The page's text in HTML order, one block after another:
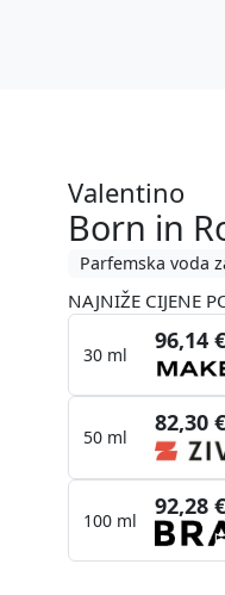
Valentino
Born in
Parfemska voda
NAJNIŽE CIJENE
30 ml
96,14
50 ml
82,30
100 ml
92,28